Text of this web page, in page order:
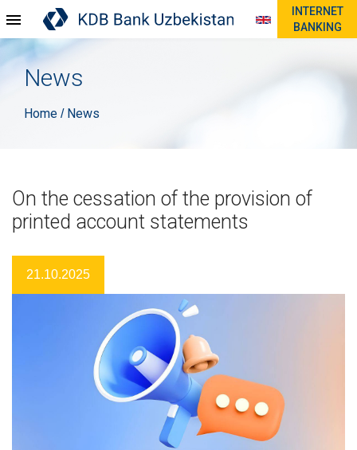
INTERNET
BANKING
News
Home / News
On the cessation of the provision of
printed account statements
21.10.2025